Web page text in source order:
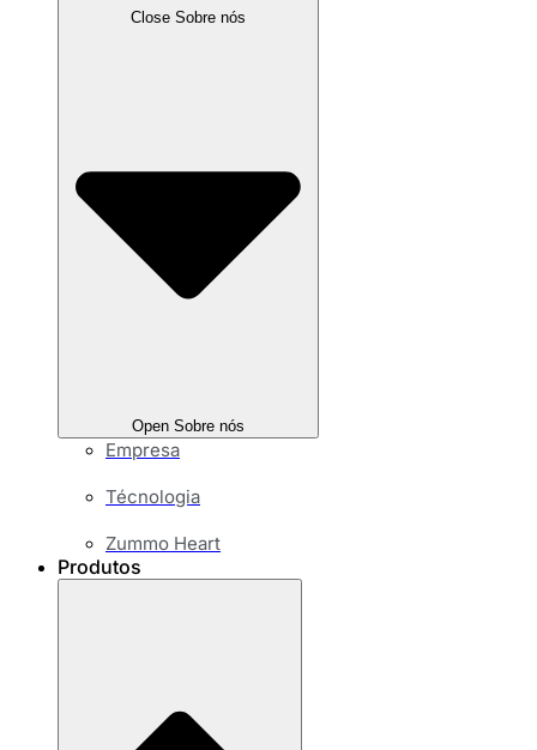
Close Sobre nós
Open Sobre nós
Empresa
Técnologia
Zummo Heart
Produtos